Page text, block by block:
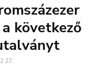
következő